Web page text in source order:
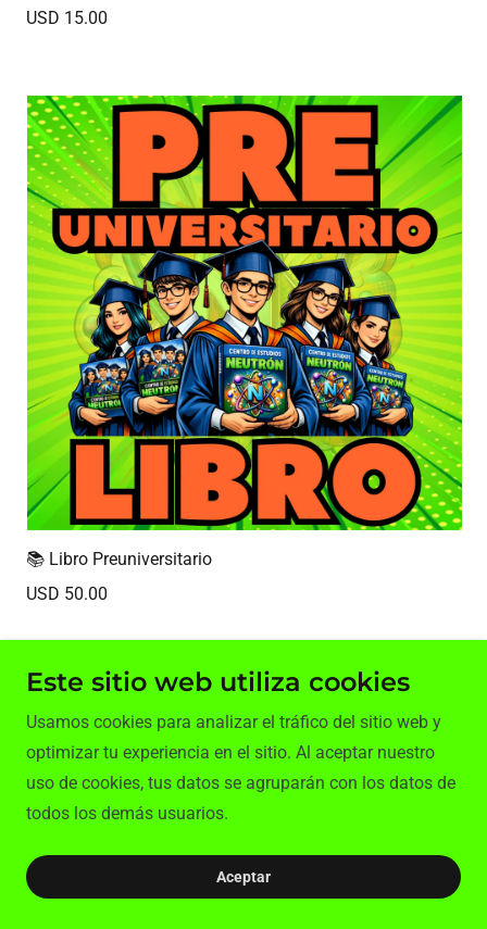
USD 15.00
📚 Libro Preuniversitario
USD 50.00
Este sitio web utiliza cookies
Usamos cookies para analizar el tráfico del sitio web y
optimizar tu experiencia en el sitio. Al aceptar nuestro
uso de cookies, tus datos se agruparán con los datos de
todos los demás usuarios.
Aceptar